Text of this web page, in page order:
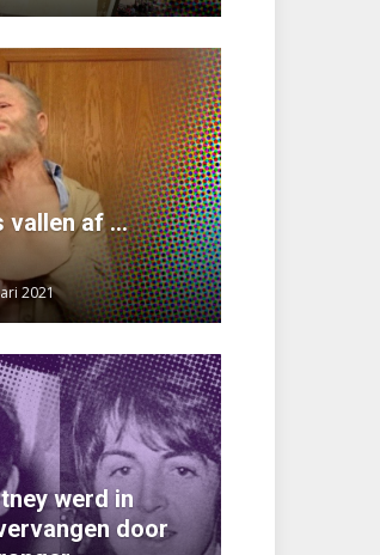
vallen af …
2021
werd in
door